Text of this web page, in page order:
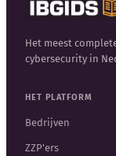
Het meest
cybersecurity in
HET PLATFORM
Bedrijven
ZZP'ers